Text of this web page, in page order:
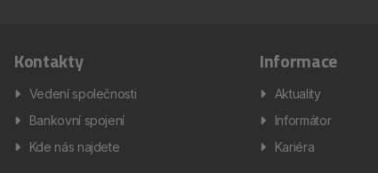
Kontakty
Vedení společnosti
Bankovní spojení
Kde nás najdete
Informace
Aktuality
Informátor
Kariéra